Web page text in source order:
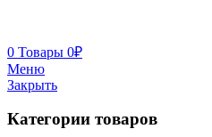
0 Товары 0₽
Меню
Закрыть
Категории товаров